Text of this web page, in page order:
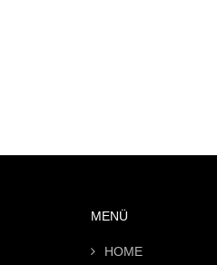
MENÜ
HOME